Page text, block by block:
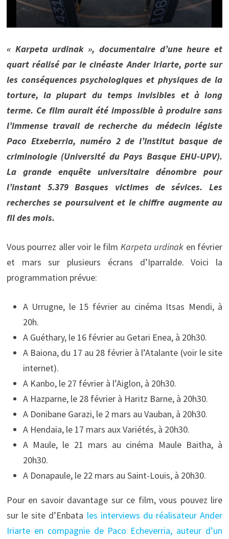
« Karpeta urdinak », documentaire d’une heure et
quart réalisé par le cinéaste Ander Iriarte, porte sur
les conséquences psychologiques et physiques de la
torture, la plupart du temps invisibles et à long
terme. Ce film aurait été impossible à produire sans
l’immense travail de recherche du médecin légiste
Paco Etxeberria, numéro 2 de l’Institut basque de
criminologie (Université du Pays Basque EHU-UPV).
La grande enquête universitaire dénombre pour
l’instant 5.379 Basques victimes de sévices. Les
recherches se poursuivent et le chiffre augmente au
fil des mois.
Vous pourrez aller voir le film Karpeta urdinak en février
et mars sur plusieurs écrans d’Iparralde. Voici la
programmation prévue:
A Urrugne, le 15 février au cinéma Itsas Mendi, à
20h.
A Guéthary, le 16 février au Getari Enea, à 20h30.
A Baiona, du 17 au 28 février à l’Atalante (voir le site
internet).
A Kanbo, le 27 février à l’Aiglon, à 20h30.
A Hazparne, le 28 février à Haritz Barne, à 20h30.
A Donibane Garazi, le 2 mars au Vauban, à 20h30.
A Hendaia, le 17 mars aux Variétés, à 20h30.
A Maule, le 21 mars au cinéma Maule Baitha, à
20h30.
A Donapaule, le 22 mars au Saint-Louis, à 20h30.
Pour en savoir davantage sur ce film, vous pouvez lire
sur le site d’Enbata les interviews du réalisateur Ander
Iriarte en compagnie de Paco Echeverria, auteur d’un